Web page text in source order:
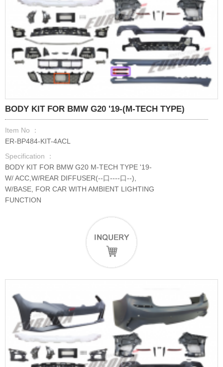
BODY KIT FOR BMW G20 '19-(M-TECH TYPE)
Item No ：
ER-BP484-KIT-4ACL
Specification ：
BODY KIT FOR BMW G20 M-TECH TYPE '19-
W/ ACC,W/REAR DIFFUSER(--口----口--),
W/BASE, FOR CAR WITH AMBIENT LIGHTING
FUNCTION